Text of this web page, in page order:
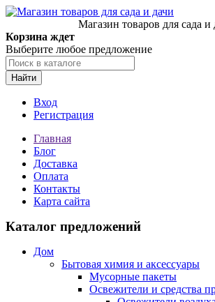
Магазин товаров для сада и
Корзина ждет
Выберите любое предложение
Найти
Вход
Регистрация
Главная
Блог
Доставка
Оплата
Контакты
Карта сайта
Каталог предложений
Дом
Бытовая химия и аксессуары
Мусорные пакеты
Освежители и средства